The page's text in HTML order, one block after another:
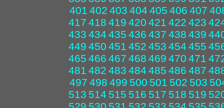
401 402 403 404 405 406 407
417 418 419 420 421 422 423
433 434 435 436 437 438 439
449 450 451 452 453 454 455
465 466 467 468 469 470 471
481 482 483 484 485 486 487
497 498 499 500 501 502 503
513 514 515 516 517 518 519